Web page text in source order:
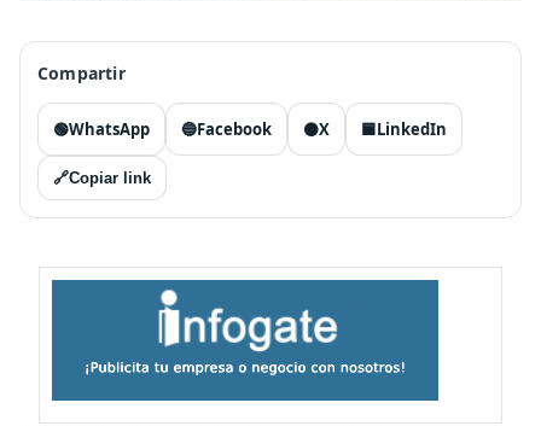
Compartir
🟢WhatsApp 🔵Facebook ⚫X 🟦LinkedIn
🔗Copiar link